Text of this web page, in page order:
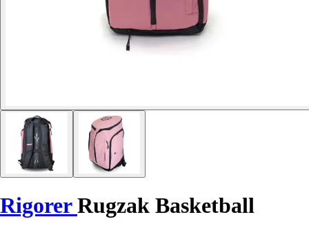
RigorerRugzak Basketball